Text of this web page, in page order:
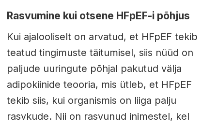
Rasvumine kui otsene HFpEF-i põhjus
Kui ajalooliselt on arvatud, et HFpEF tekib
teatud tingimuste täitumisel, siis nüüd on
paljude uuringute põhjal pakutud välja
adipokiinide teooria, mis ütleb, et HFpEF
tekib siis, kui organismis on liiga palju
rasvkude. Nii on rasvunud inimestel, kel